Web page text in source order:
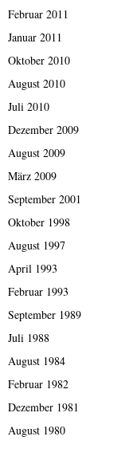
Februar 2011
Januar 2011
Oktober 2010
August 2010
Juli 2010
Dezember 2009
August 2009
März 2009
September 2001
Oktober 1998
August 1997
April 1993
Februar 1993
September 1989
Juli 1988
August 1984
Februar 1982
Dezember 1981
August 1980